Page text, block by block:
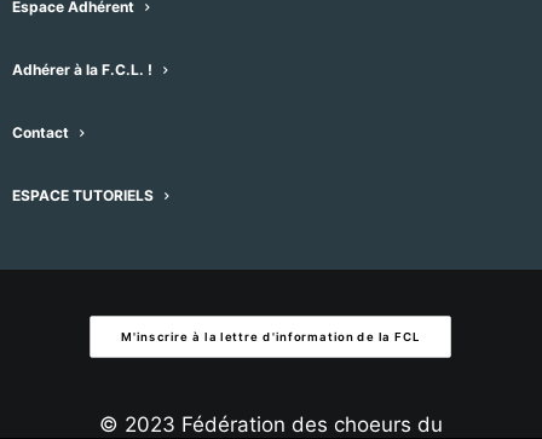
Espace Adhérent
Adhérer à la F.C.L. !
Contact
ESPACE TUTORIELS
M'inscrire à la lettre d'information de la FCL
© 2023 Fédération des choeurs du